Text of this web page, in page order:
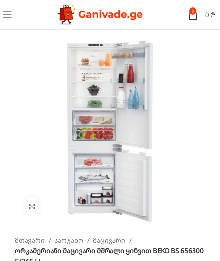
0 0 ₾
სურათის გადიდება
მთავარი საოჯახო
მაცივარი
ორკამერიანი მაცივარი მშრალი ყინვით BEKO BS 656300